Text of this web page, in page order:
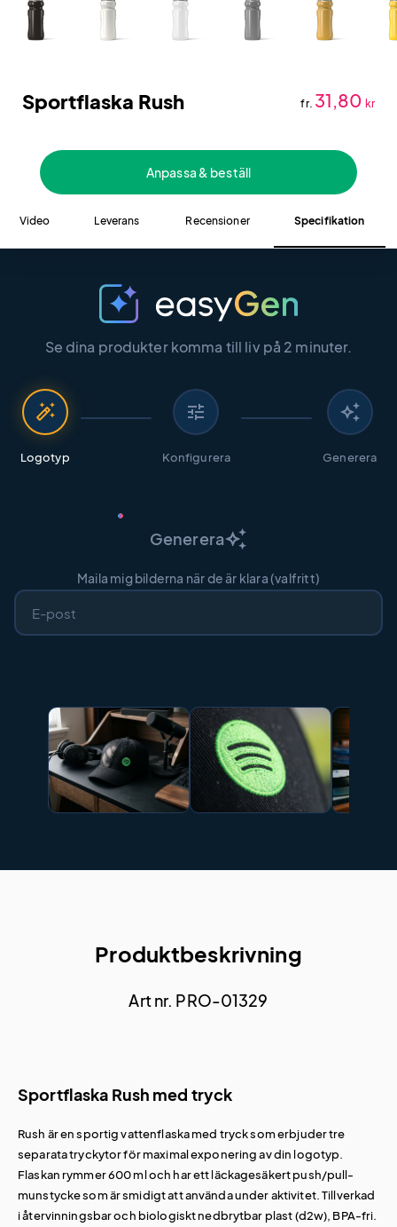
Sportflaska Rush fr. 31,80 kr
Anpassa & beställ
Video Leverans Recensioner Specifikation
Se dina produkter komma till liv på 2 minuter.
auto_fix_high
Logotyp
tune
Konfigurera
auto_awesome
Generera
Genereraauto_awesome
Maila mig bilderna när de är klara (valfritt)
Produktbeskrivning
Art nr. PRO-01329
Sportflaska Rush med tryck
Rush är en sportig vattenflaska med tryck som erbjuder tre
separata tryckytor för maximal exponering av din logotyp.
Flaskan rymmer 600 ml och har ett läckagesäkert push/pull-
munstycke som är smidigt att använda under aktivitet. Tillverkad
i återvinningsbar och biologiskt nedbrytbar plast (d2w), BPA-fri.